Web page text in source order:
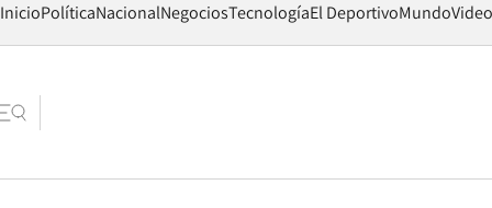
InicioPolíticaNacionalNegociosTecnologíaEl DeportivoMundo